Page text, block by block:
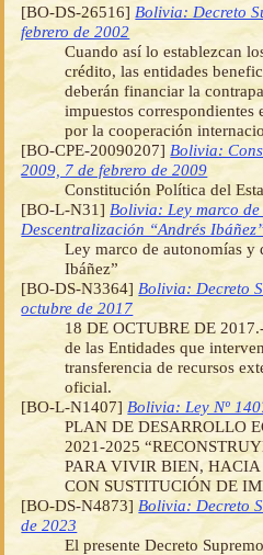
[BO-DS-26516] Bolivia: Decreto
febrero de 2002
Cuando así lo establezcan
crédito, las entidades
deberán financiar la
impuestos correspondientes
por la cooperación
[BO-CPE-20090207] Bolivia:
2009, 7 de febrero de 2009
Constitución Política del
[BO-L-N31] Bolivia: Ley marco
Descentralización “Andrés
Ley marco de autonomías y
Ibáñez”
[BO-DS-N3364] Bolivia: Decreto
octubre de 2017
18 DE OCTUBRE DE
de las Entidades que
transferencia de recursos
oficial.
[BO-L-N1407] Bolivia: Ley Nº
PLAN DE DESARROLLO
2021-2025
PARA VIVIR BIEN,
CON SUSTITUCIÓN DE
[BO-DS-N4873] Bolivia: Decreto
de 2023
El presente Decreto